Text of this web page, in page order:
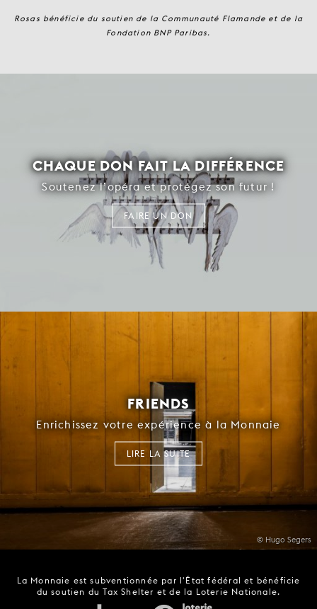
Rosas bénéficie du soutien de la Communauté Flamande et de la
Fondation BNP Paribas.
CHAQUE DON FAIT LA DIFFÉRENCE
Soutenez l’opéra et protégez son futur !
FAIRE UN DON
© Hugo Segers
FRIENDS
Enrichissez votre expérience à la Monnaie
LIRE LA SUITE
La Monnaie est subventionnée par l'État fédéral et bénéficie
du soutien du Tax Shelter et de la Loterie Nationale.